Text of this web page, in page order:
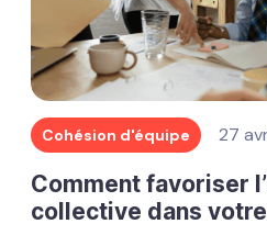
Cohésion d'équipe 27
Comment favoriser
collective dans